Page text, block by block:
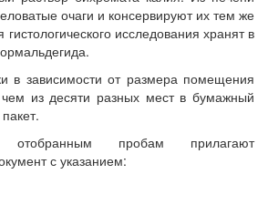
очаги и консервируют их тем же
исследования хранят в
в зависимости от размера помещения
из десяти разных мест в бумажный
пробам прилагают
с указанием: